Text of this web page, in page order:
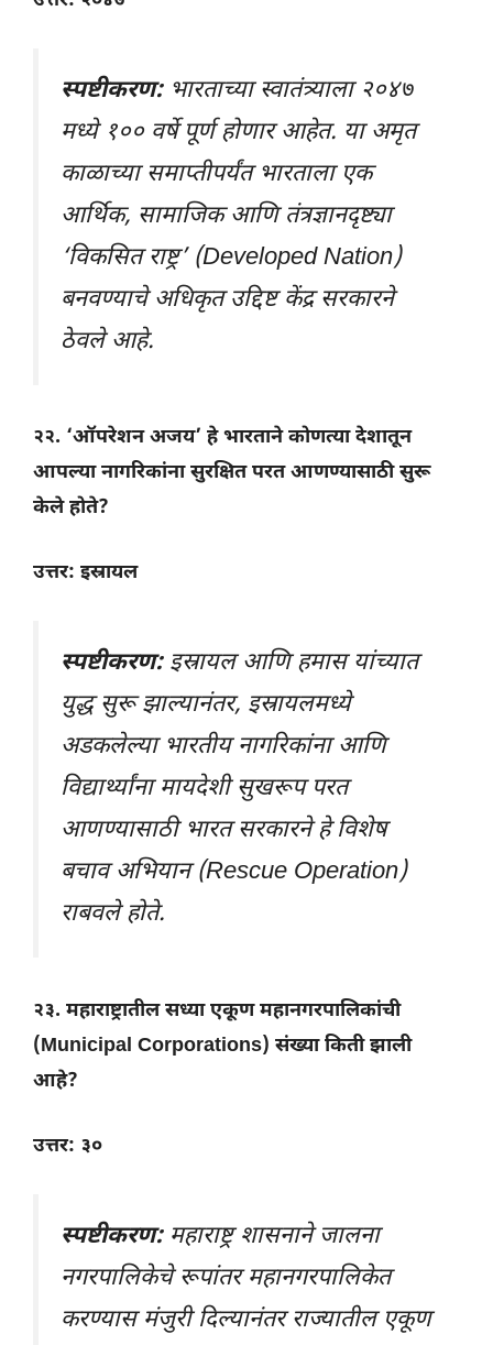
स्पष्टीकरण:भारताच्या स्वातंत्र्याला २०४७
मध्ये १०० वर्षे पूर्ण होणार आहेत. या अमृत
काळाच्या समाप्तीपर्यंत भारताला एक
आर्थिक, सामाजिक आणि तंत्रज्ञानदृष्ट्या
‘विकसित राष्ट्र’ (Developed Nation)
बनवण्याचे अधिकृत उद्दिष्ट केंद्र सरकारने
ठेवले आहे.
२२. ‘ऑपरेशन अजय’ हे भारताने कोणत्या देशातून
आपल्या नागरिकांना सुरक्षित परत आणण्यासाठी सुरू
केले होते?
उत्तर: इस्रायल
स्पष्टीकरण:इस्रायल आणि हमास यांच्यात
युद्ध सुरू झाल्यानंतर, इस्रायलमध्ये
अडकलेल्या भारतीय नागरिकांना आणि
विद्यार्थ्यांना मायदेशी सुखरूप परत
आणण्यासाठी भारत सरकारने हे विशेष
बचाव अभियान (Rescue Operation)
राबवले होते.
२३. महाराष्ट्रातील सध्या एकूण महानगरपालिकांची
(Municipal Corporations) संख्या किती झाली
आहे?
उत्तर: ३०
स्पष्टीकरण:महाराष्ट्र शासनाने जालना
नगरपालिकेचे रूपांतर महानगरपालिकेत
करण्यास मंजुरी दिल्यानंतर राज्यातील एकूण